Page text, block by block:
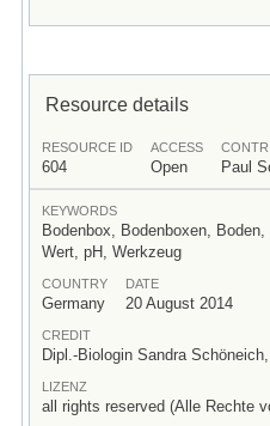
Resource details
RESOURCE ID
604
ACCESS
Open Paul
KEYWORDS
Bodenbox, Bodenboxen,
Wert, pH, Werkzeug
COUNTRY
Germany
DATE
20 August 2014
CREDIT
Dipl.-Biologin Sandra
LIZENZ
all rights reserved (Alle Rechte